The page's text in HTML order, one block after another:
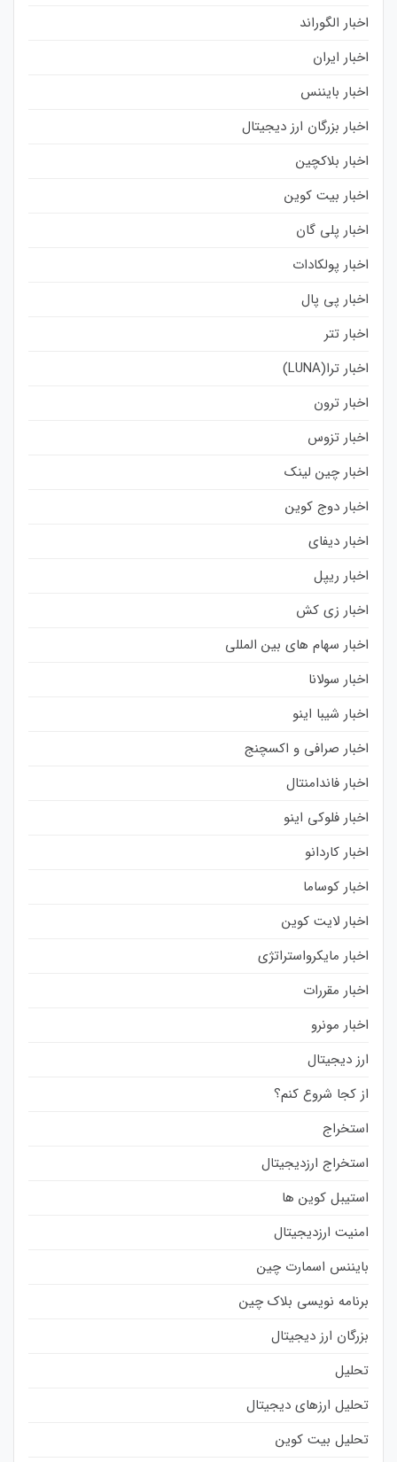
اخبار الگوراند
اخبار ایران
اخبار بایننس
اخبار بزرگان ارز دیجیتال
اخبار بلاکچین
اخبار بیت کوین
اخبار پلی گان
اخبار پولکادات
اخبار پی پال
اخبار تتر
اخبار ترا(LUNA)
اخبار ترون
اخبار تزوس
اخبار چین لینک
اخبار دوج کوین
اخبار دیفای
اخبار ریپل
اخبار زی کش
اخبار سهام های بین المللی
اخبار سولانا
اخبار شیبا اینو
اخبار صرافی و اکسچنج
اخبار فاندامنتال
اخبار فلوکی اینو
اخبار کاردانو
اخبار کوساما
اخبار لایت کوین
اخبار مایکرواستراتژی
اخبار مقررات
اخبار مونرو
ارز دیجیتال
از کجا شروع کنم؟
استخراج
استخراج ارزدیجیتال
استیبل کوین ها
امنیت ارزدیجیتال
بایننس اسمارت چین
برنامه نویسی بلاک چین
بزرگان ارز دیجیتال
تحلیل
تحلیل ارزهای دیجیتال
تحلیل بیت کوین